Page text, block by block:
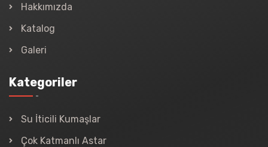
Hakkımızda
Katalog
Galeri
Kategoriler
Su İticili Kumaşlar
Çok Katmanlı Astar